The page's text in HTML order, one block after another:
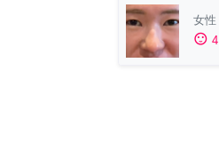
女性
sentiment_satisfied 4